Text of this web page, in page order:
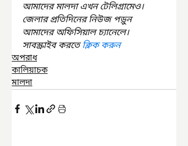
আমাদের মালদা এখন টেলিগ্রামেও।
জেলার প্রতিদিনের নিউজ পড়ুন
আমাদের অফিসিয়াল চ্যানেলে।
সাবস্ক্রাইব করতে ক্লিক করুন
অপরাধ
কালিয়াচক
মালদা